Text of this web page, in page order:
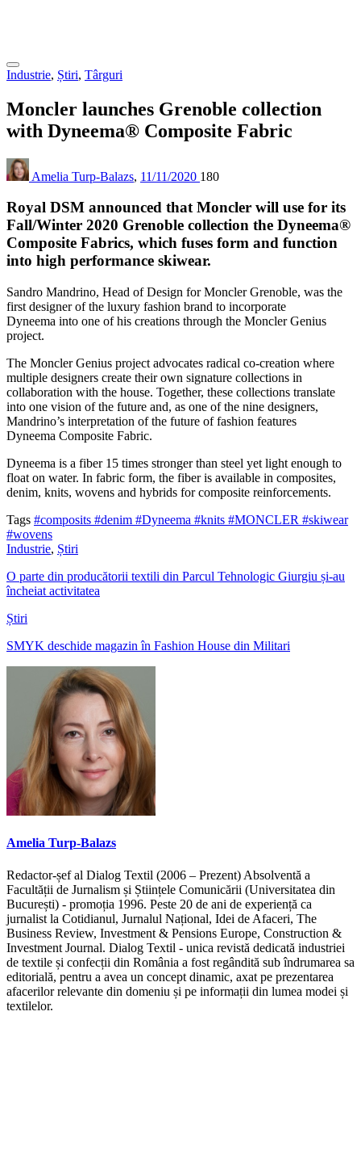
Industrie, Știri, Târguri
Moncler launches Grenoble collection
with Dyneema® Composite Fabric
Amelia Turp-Balazs, 11/11/2020 180
Royal DSM announced that Moncler will use for its
Fall/Winter 2020 Grenoble collection the Dyneema®
Composite Fabrics, which fuses form and function
into high performance skiwear.
Sandro Mandrino, Head of Design for Moncler Grenoble, was the
first designer of the luxury fashion brand to incorporate
Dyneema into one of his creations through the Moncler Genius
project.
The Moncler Genius project advocates radical co-creation where
multiple designers create their own signature collections in
collaboration with the house. Together, these collections translate
into one vision of the future and, as one of the nine designers,
Mandrino’s interpretation of the future of fashion features
Dyneema Composite Fabric.
Dyneema is a fiber 15 times stronger than steel yet light enough to
float on water. In fabric form, the fiber is available in composites,
denim, knits, wovens and hybrids for composite reinforcements.
Tags #composits #denim #Dyneema #knits #MONCLER #skiwear
#wovens
Industrie, Știri
O parte din producătorii textili din Parcul Tehnologic Giurgiu și-au
încheiat activitatea
Știri
SMYK deschide magazin în Fashion House din Militari
Amelia Turp-Balazs
Redactor-șef al Dialog Textil (2006 – Prezent) Absolventă a
Facultății de Jurnalism și Științele Comunicării (Universitatea din
București) - promoția 1996. Peste 20 de ani de experiență ca
jurnalist la Cotidianul, Jurnalul Național, Idei de Afaceri, The
Business Review, Investment & Pensions Europe, Construction &
Investment Journal. Dialog Textil - unica revistă dedicată industriei
de textile și confecții din România a fost regândită sub îndrumarea sa
editorială, pentru a avea un concept dinamic, axat pe prezentarea
afacerilor relevante din domeniu și pe informații din lumea modei și
textilelor.